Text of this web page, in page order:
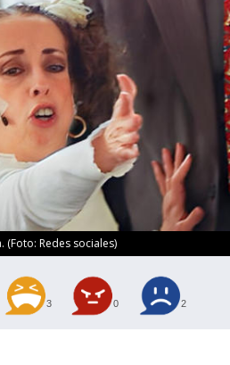
Redes sociales)
3 0 2